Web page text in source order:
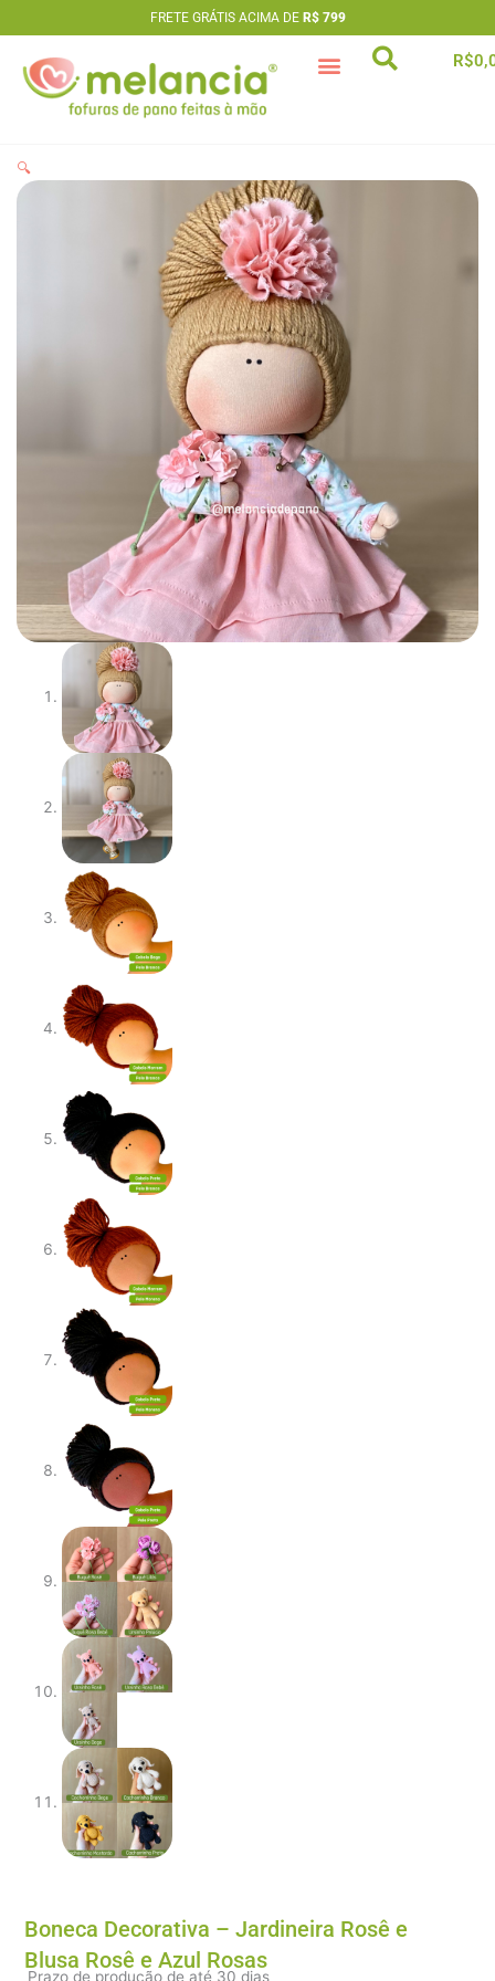
para
conteúdo
FRETE GRÁTIS ACIMA DER$ 799
R$
🔍
Boneca Decorativa – Jardineira Rosê e
Blusa Rosê e Azul Rosas
Prazo de produção de até 30 dias